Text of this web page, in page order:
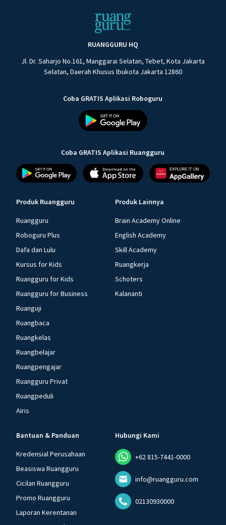
RUANGGURU HQ
Jl. Dr. Saharjo No.161, Manggarai Selatan, Tebet, Kota Jakarta
Selatan, Daerah Khusus Ibukota Jakarta 12860
Coba GRATIS Aplikasi Roboguru
Coba GRATIS Aplikasi Ruangguru
Produk Ruangguru
Ruangguru
Roboguru Plus
Dafa dan Lulu
Kursus for Kids
Ruangguru for Kids
Ruangguru for Business
Ruanguji
Ruangbaca
Ruangkelas
Ruangbelajar
Ruangpengajar
Ruangguru Privat
Ruangpeduli
Airis
Produk Lainnya
Brain Academy Online
English Academy
Skill Academy
Ruangkerja
Schoters
Kalananti
Bantuan & Panduan
Kredensial Perusahaan
Beasiswa Ruangguru
Cicilan Ruangguru
Promo Ruangguru
Laporan Kerentanan
Hubungi Kami
+62 815-7441-0000
info@ruangguru.com
02130930000